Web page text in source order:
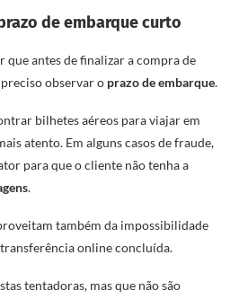
de embarque curto
que antes de finalizar a compra de
preciso observar o prazo de embarque.
bilhetes aéreos para viajar em
atento. Em alguns casos de fraude,
para que o cliente não tenha a
.
também da impossibilidade
online concluída.
tentadoras, mas que não são